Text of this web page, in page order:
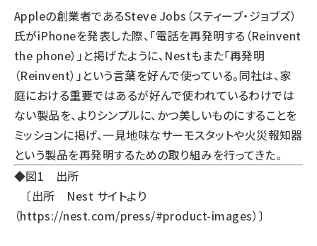
Appleの創業者であるSteve Jobs（スティーブ・ジョブズ）
氏がiPhoneを発表した際、「電話を再発明する（Reinvent
the phone）」と掲げたように、Nestもまた「再発明
（Reinvent）」という言葉を好んで使っている。同社は、家
庭における重要ではあるが好んで使われているわけでは
ない製品を、よりシンプルに、かつ美しいものにすることを
ミッションに掲げ、一見地味なサーモスタットや火災報知器
という製品を再発明するための取り組みを行ってきた。
◆図1 出所
〔出所 Nest サイトより
（https://nest.com/press/#product-images）〕